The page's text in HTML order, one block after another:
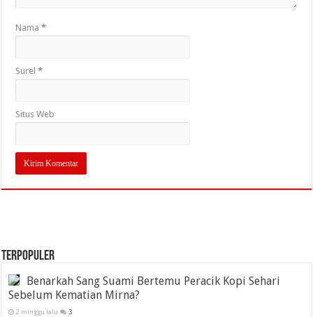
Nama*
Surel*
Situs Web
TERPOPULER
Benarkah Sang Suami Bertemu Peracik Kopi Sehari
Sebelum Kematian Mirna?
2 minggu lalu 3